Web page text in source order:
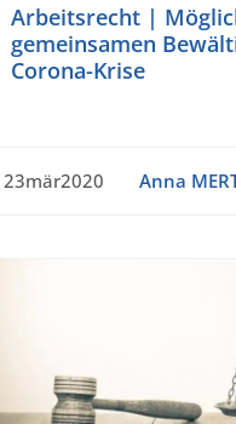
Arbeitsrecht |
gemeinsamen
Corona-Krise
23mär2020 Anna